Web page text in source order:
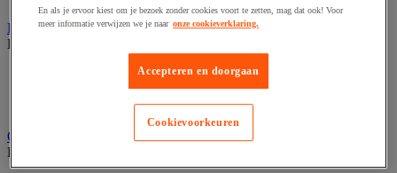
Industrieel reinigen
Bekijk de hele productgroep
Dispenser voor industrieel poetspapier
Industriële poetsrollen
Nonwoven en textiel doeken
Onderdelen voor sanitair, douche en badkamer
Bekijk de hele productgroep
En als je ervoor kiest om je bezoek zonder cookies voort te zetten, mag dat ook! Voor
meer informatie verwijzen we je naar onze cookieverklaring.
Accepteren en doorgaan
Cookievoorkeuren